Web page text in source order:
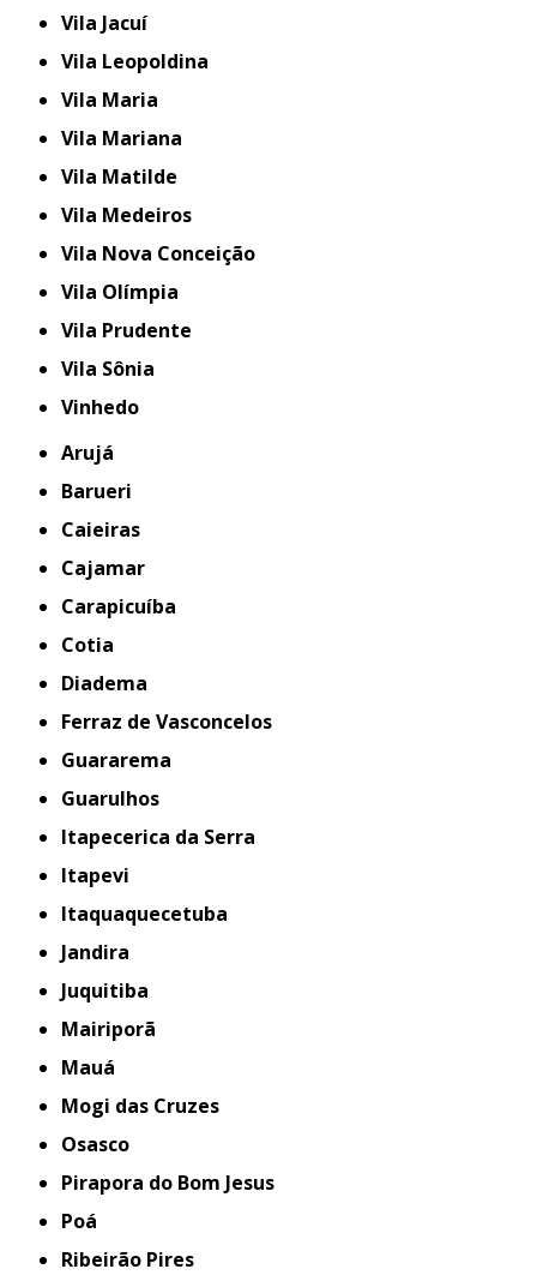
Vila Jacuí
Vila Leopoldina
Vila Maria
Vila Mariana
Vila Matilde
Vila Medeiros
Vila Nova Conceição
Vila Olímpia
Vila Prudente
Vila Sônia
Vinhedo
Arujá
Barueri
Caieiras
Cajamar
Carapicuíba
Cotia
Diadema
Ferraz de Vasconcelos
Guararema
Guarulhos
Itapecerica da Serra
Itapevi
Itaquaquecetuba
Jandira
Juquitiba
Mairiporã
Mauá
Mogi das Cruzes
Osasco
Pirapora do Bom Jesus
Poá
Ribeirão Pires